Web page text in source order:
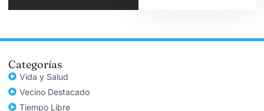
Categorías
Vida y Salud
Vecino Destacado
Tiempo Libre